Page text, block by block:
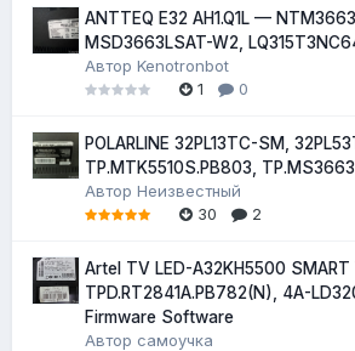
ANTTEQ E32 AH1.Q1L —
MSD3663LSAT-W2,
Автор Kenotronbot
1
0
POLARLINE 32PL13TC-SM,
TP.MTK5510S.PB803,
Автор Неизвестный
30
2
Artel TV LED-A32KH5500 SMART
TPD.RT2841A.PB782(N), 4A-
Firmware Software
Автор самоучка